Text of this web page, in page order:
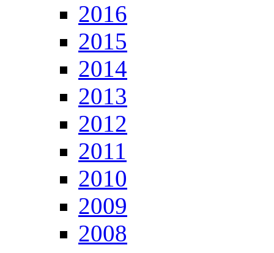
2016
2015
2014
2013
2012
2011
2010
2009
2008